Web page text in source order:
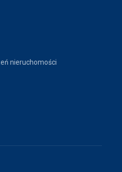
nieruchomości